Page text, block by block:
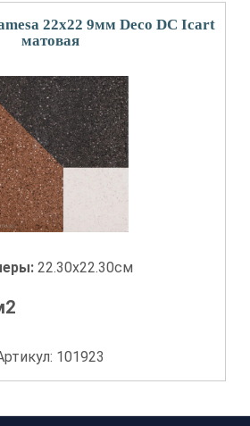
22x22 9мм Deco DC Icart
матовая
22.30x22.30см
101923